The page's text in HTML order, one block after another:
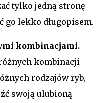
tylko jedną stronę
go lekko długopisem.
kombinacjami.
kombinacji
rodzajów ryb,
swoją ulubioną